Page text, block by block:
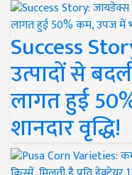
Success
उत्पादों से
लागत हुई
शानदार वृद्धि!